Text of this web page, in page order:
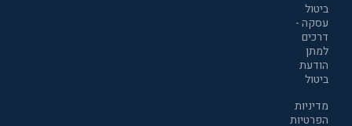
ביטול
עסקה -
דרכים
למתן
הודעת
ביטול
מדיניות
הפרטיות